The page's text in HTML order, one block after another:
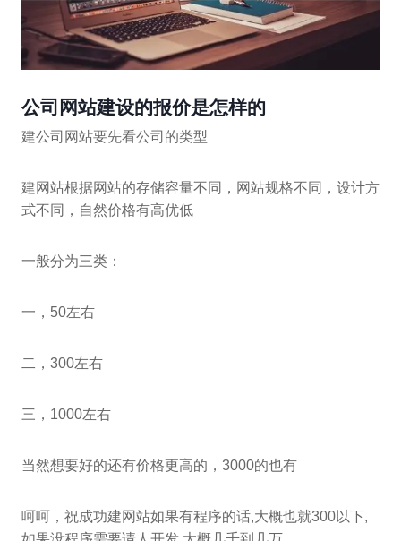
公司网站建设的报价是怎样的
建公司网站要先看公司的类型
建网站根据网站的存储容量不同，网站规格不同，设计方
式不同，自然价格有高优低
一般分为三类：
一，50左右
二，300左右
三，1000左右
当然想要好的还有价格更高的，3000的也有
呵呵，祝成功建网站如果有程序的话,大概也就300以下,